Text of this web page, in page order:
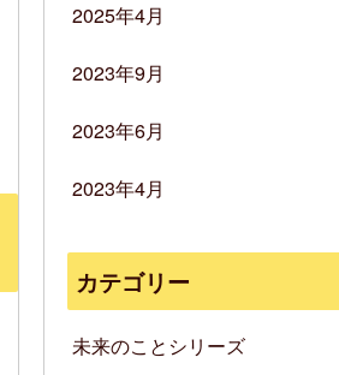
2025年4月
2023年9月
2023年6月
2023年4月
カテゴリー
未来のことシリーズ